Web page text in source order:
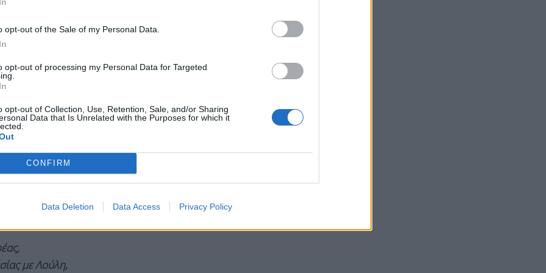
opt-out of the Sale of my Personal Data.
opt-out of processing my Personal Data for Targeted
opt-out of Collection, Use, Retention, Sale, and/or Sharing
Data that Is Unrelated with the Purposes for which it
CONFIRM
Data Deletion Data Access Privacy Policy
όσο και αν μας αδικεί σε σχέση με τις
δεν θέλουμε να υπάρχει ούτε ως υπόνοια,
ήταν και είναι να ευαισθητοποιήσει το
να ενώσει μπορεί και να διχάζει προφανώς
συνεχιστεί με το άλλο σποτ. Θέλουμε να
τον Χρήστο Λούλη και την Κατερίνα
καμπάνια συνεχίζεται με το νέο βίντεο στο
με Λούλη,